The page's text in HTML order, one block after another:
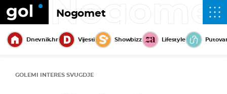
Nogomet
Dnevnik.hr Vijesti Showbizz Lifestyle
GOLEMI INTERES SVUGDJE